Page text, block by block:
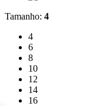
Tamanho: 4
Tamanho: 4
4
Tamanho: 6
6
Tamanho: 8
8
Tamanho: 10
10
Tamanho: 12
12
Tamanho: 14
14
Tamanho: 16
16